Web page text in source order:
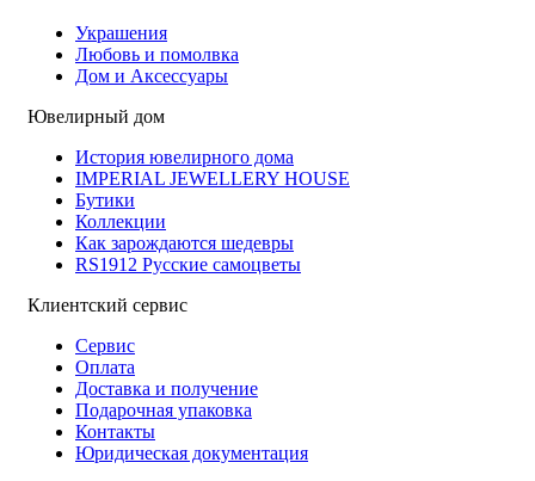
Украшения
Любовь и помолвка
Дом и Аксессуары
Ювелирный дом
История ювелирного дома
IMPERIAL JEWELLERY HOUSE
Бутики
Коллекции
Как зарождаются шедевры
RS1912 Русские самоцветы
Клиентский сервис
Сервис
Оплата
Доставка и получение
Подарочная упаковка
Контакты
Юридическая документация